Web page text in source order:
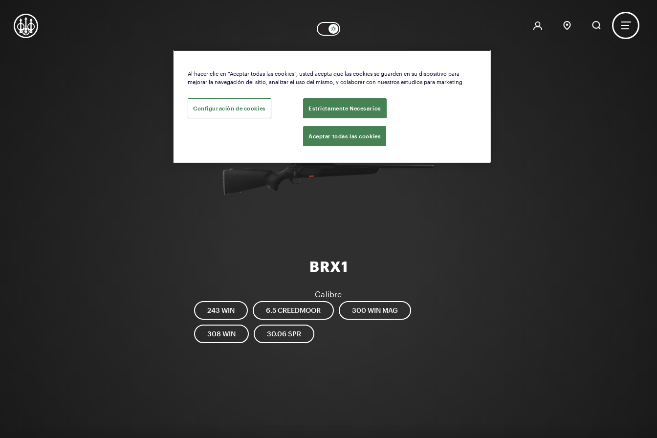
Seleccione el modelo que le interese
BRX1
Calibre
243 WIN 6.5 CREEDMOOR 300 WIN MAG
308 WIN 30.06 SPR
Al hacer clic en “Aceptar todas las cookies”, usted acepta que las cookies se guarden en su dispositivo para
mejorar la navegación del sitio, analizar el uso del mismo, y colaborar con nuestros estudios para marketing.
Estrictamente Necesarios
Aceptar todas las cookies
Configuración de cookies